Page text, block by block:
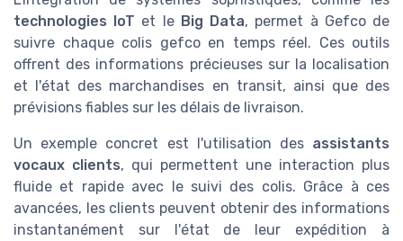
technologies IoT et le Big Data, permet à Gefco de
suivre chaque colis gefco en temps réel. Ces outils
offrent des informations précieuses sur la localisation
et l'état des marchandises en transit, ainsi que des
prévisions fiables sur les délais de livraison.
Un exemple concret est l'utilisation des assistants
vocaux clients, qui permettent une interaction plus
fluide et rapide avec le suivi des colis. Grâce à ces
avancées, les clients peuvent obtenir des informations
instantanément sur l'état de leur expédition à